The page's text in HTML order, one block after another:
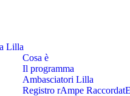
Lilla
Cosa è
Il programma
Ambasciatori Lilla
Registro rAmpe RaccordatE